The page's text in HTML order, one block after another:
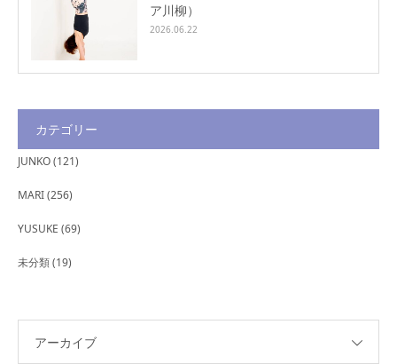
ア川柳）
2026.06.22
カテゴリー
JUNKO(121)
MARI(256)
YUSUKE (69)
未分類(19)
アーカイブ